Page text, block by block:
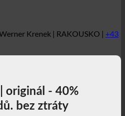
Krenek | RAKOUSKO |
bez ztráty